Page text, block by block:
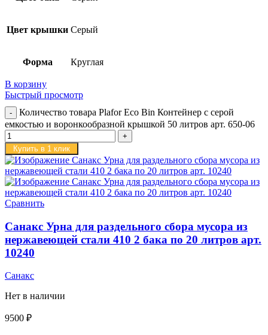
Цвет крышки Серый
Форма Круглая
В корзину
Быстрый просмотр
Количество товара Plafor Eco Bin Контейнер с серой
емкостью и воронкообразной крышкой 50 литров арт. 650-06
Купить в 1 клик
Сравнить
Санакс Урна для раздельного сбора мусора из
нержавеющей стали 410 2 бака по 20 литров арт.
10240
Санакс
Нет в наличии
9500 ₽